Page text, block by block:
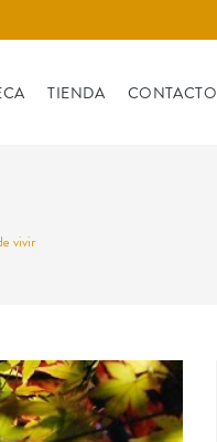
TIENDA CONTACTO
vivir